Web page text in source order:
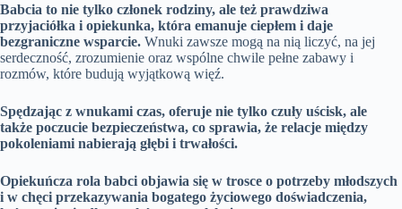
Babcia to nie tylko członek rodziny, ale też prawdziwa
przyjaciółka i opiekunka, która emanuje ciepłem i daje
bezgraniczne wsparcie. Wnuki zawsze mogą na nią liczyć, na jej
serdeczność, zrozumienie oraz wspólne chwile pełne zabawy i
rozmów, które budują wyjątkową więź.
Spędzając z wnukami czas, oferuje nie tylko czuły uścisk, ale
także poczucie bezpieczeństwa, co sprawia, że relacje między
pokoleniami nabierają głębi i trwałości.
Opiekuńcza rola babci objawia się w trosce o potrzeby młodszych
i w chęci przekazywania bogatego życiowego doświadczenia,